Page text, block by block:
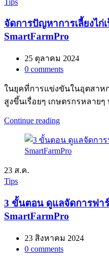
จัดการปัญหาการเลี้ยงไก่
SmartFarmPro
25 ตุลาคม 2024
0 comments
ในยุคที่การแข่งขันในอุตสาห
สูงขึ้นเรื่อยๆ เกษตรกรหลาย
Continue reading
23 ส.ค.
Tips
3 ขั้นตอน ดูแลจัดการฟา
SmartFarmPro
23 สิงหาคม 2024
0 comments